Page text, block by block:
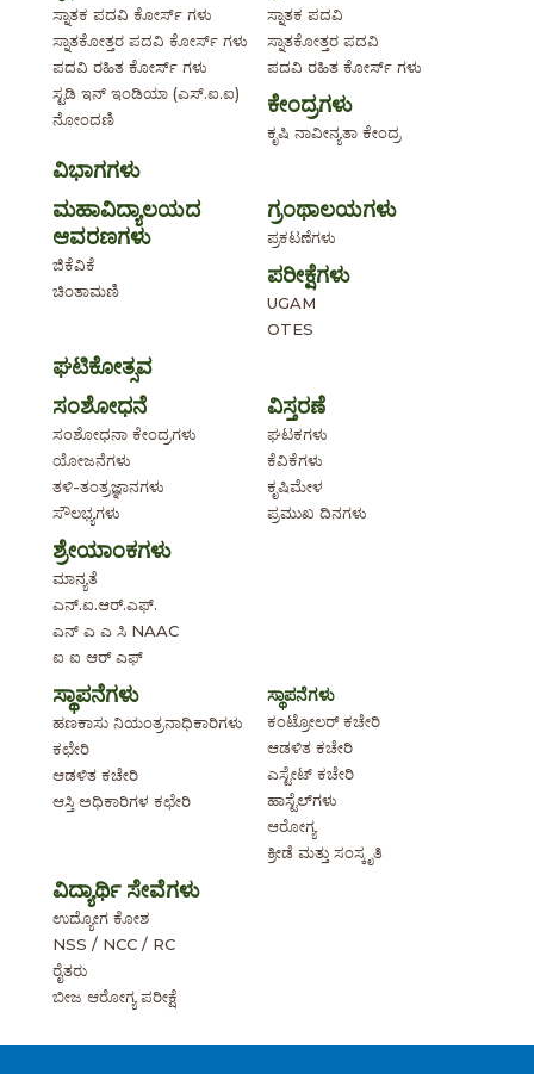
ಸ್ನಾತಕ ಪದವಿ ಕೋರ್ಸ್ ಗಳು
ಸ್ನಾತಕೋತ್ತರ ಪದವಿ ಕೋರ್ಸ್ ಗಳು
ಪದವಿ ರಹಿತ ಕೋರ್ಸ್ ಗಳು
ಸ್ಟಡಿ ಇನ್ ಇಂಡಿಯಾ (ಎಸ್.ಐ.ಐ)
ನೋಂದಣಿ
ಸ್ನಾತಕ ಪದವಿ
ಸ್ನಾತಕೋತ್ತರ ಪದವಿ
ಪದವಿ ರಹಿತ ಕೋರ್ಸ್ ಗಳು
ಕೇಂದ್ರಗಳು
ಕೃಷಿ ನಾವೀನ್ಯತಾ ಕೇಂದ್ರ
ವಿಭಾಗಗಳು
ಮಹಾವಿದ್ಯಾಲಯದ
ಆವರಣಗಳು
ಜಿಕೆವಿಕೆ
ಚಿಂತಾಮಣಿ
ಗ್ರಂಥಾಲಯಗಳು
ಪ್ರಕಟಣೆಗಳು
ಪರೀಕ್ಷೆಗಳು
UGAM
OTES
ಘಟಿಕೋತ್ಸವ
ಸಂಶೋಧನೆ
ಸಂಶೋಧನಾ ಕೇಂದ್ರಗಳು
ಯೋಜನೆಗಳು
ತಳಿ-ತಂತ್ರಜ್ಞಾನಗಳು
ಸೌಲಭ್ಯಗಳು
ವಿಸ್ತರಣೆ
ಘಟಕಗಳು
ಕೆವಿಕೆಗಳು
ಕೃಷಿಮೇಳ
ಪ್ರಮುಖ ದಿನಗಳು
ಶ್ರೇಯಾಂಕಗಳು
ಮಾನ್ಯತೆ
ಎನ್.ಐ.ಆರ್.ಎಫ್.
ಎನ್ ಎ ಎ ಸಿ NAAC
ಐ ಐ ಆರ್ ಎಫ್
ಸ್ಥಾಪನೆಗಳು
ಹಣಕಾಸು ನಿಯಂತ್ರನಾಧಿಕಾರಿಗಳು
ಕಛೇರಿ
ಆಡಳಿತ ಕಚೇರಿ
ಆಸ್ತಿ ಅಧಿಕಾರಿಗಳ ಕಛೇರಿ
ಸ್ಥಾಪನೆಗಳು
ಕಂಟ್ರೋಲರ್ ಕಚೇರಿ
ಆಡಳಿತ ಕಚೇರಿ
ಎಸ್ಟೇಟ್ ಕಚೇರಿ
ಹಾಸ್ಟೆಲ್‌ಗಳು
ಆರೋಗ್ಯ
ಕ್ರೀಡೆ ಮತ್ತು ಸಂಸ್ಕೃತಿ
ವಿದ್ಯಾರ್ಥಿ ಸೇವೆಗಳು
ಉದ್ಯೋಗ ಕೋಶ
NSS / NCC / RC
ರೈತರು
ಬೀಜ ಆರೋಗ್ಯ ಪರೀಕ್ಷೆ